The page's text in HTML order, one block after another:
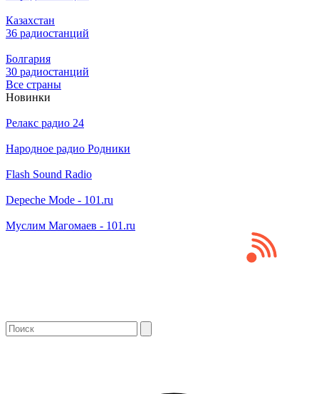
Казахстан
36 радиостанций
Болгария
30 радиостанций
Все страны
Новинки
Релакс радио 24
Народное радио Родники
Flash Sound Radio
Depeche Mode - 101.ru
Муслим Магомаев - 101.ru